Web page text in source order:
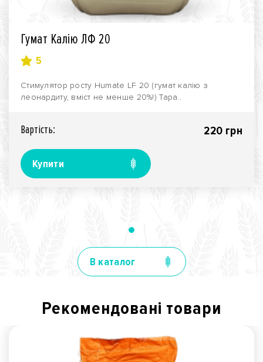
Гумат Калію ЛФ 20
5
Стимулятор росту Humate LF 20 (гумат калію з
леонардиту, вміст не менше 20%!) Тара..
Вартiсть: 220 грн
Купити
В каталог
Рекомендованi товари